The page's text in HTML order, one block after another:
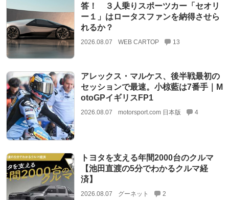
答！ ３人乗りスポーツカー「セオリ
ー１」はロータスファンを納得させら
れるか？
2026.08.07 WEB CARTOP 13
アレックス・マルケス、後半戦最初の
セッションで最速。小椋藍は7番手｜M
otoGPイギリスFP1
2026.08.07 motorsport.com 日本版 4
トヨタを支える年間2000台のクルマ
【池田直渡の5分でわかるクルマ経
済】
2026.08.07 グーネット 2